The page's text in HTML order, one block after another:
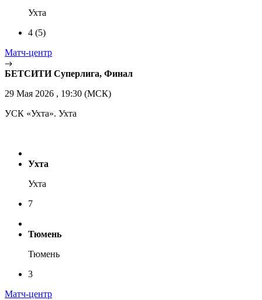
Ухта
4 (5)
Матч-центр
БЕТСИТИ Суперлига, Финал
29 Мая 2026 , 19:30 (МСК)
УСК «Ухта». Ухта
Ухта
Ухта
7
Тюмень
Тюмень
3
Матч-центр